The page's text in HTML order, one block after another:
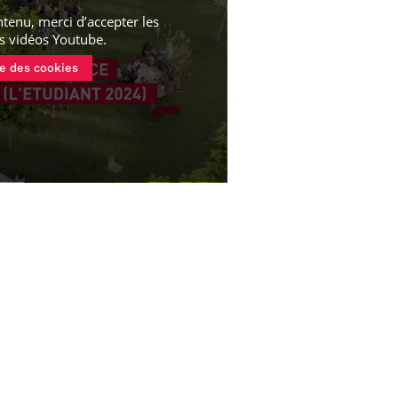
merci d’accepter les
vidéos Youtube.
des cookies